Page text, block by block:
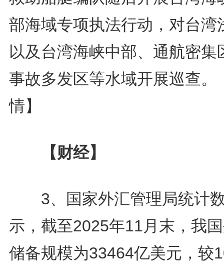
部海域专项执法行动，对台湾
以及台湾海峡中部、通航密集
事故多发区等水域开展巡查。
情】
【财经】
3、国家外汇管理局统计
示，截至2025年11月末，我
储备规模为33464亿美元，较